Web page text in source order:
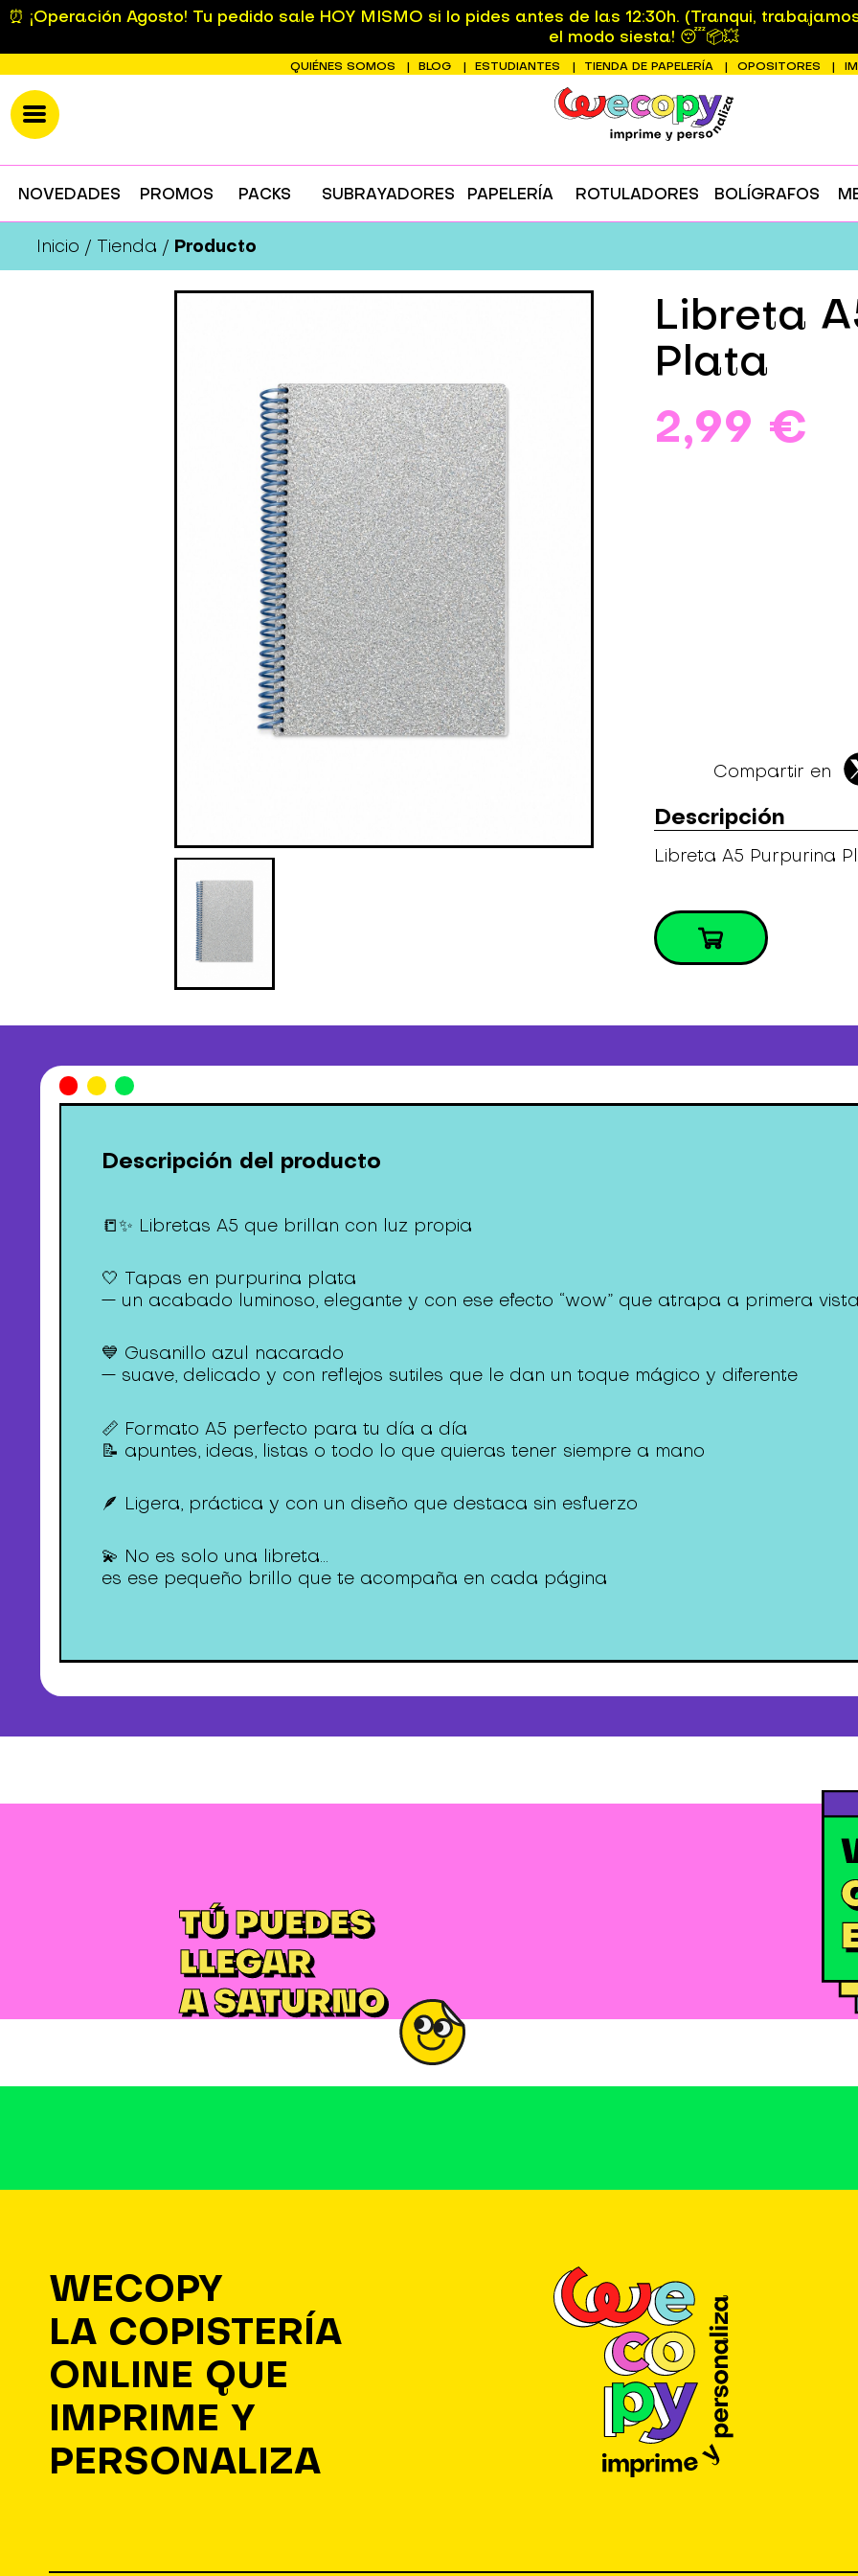
⏰ ¡Operación Agosto! Tu pedido sale HOY MISMO si lo pides antes de las 12:30h. (Tranqui,
el modo siesta! 😴📦💥
QUIÉNES SOMOS BLOG ESTUDIANTES TIENDA DE PAPELERÍA OPOSITORES
NOVEDADES PROMOS PACKS SUBRAYADORES PAPELERÍA ROTULADORES BOLÍGRAFOS
Inicio Tienda Producto
Libreta
Plata
2,99 €
Compartir en
Descripción
Libreta A5 Purpurina
Descripción del producto
📒✨ Libretas A5 que brillan con luz propia
🤍 Tapas en purpurina plata
— un acabado luminoso, elegante y con ese efecto “wow” que atrapa a primera
💙 Gusanillo azul nacarado
— suave, delicado y con reflejos sutiles que le dan un toque mágico y diferente
📏 Formato A5 perfecto para tu día a día
📝 apuntes, ideas, listas o todo lo que quieras tener siempre a mano
🪶 Ligera, práctica y con un diseño que destaca sin esfuerzo
💫 No es solo una libreta…
es ese pequeño brillo que te acompaña en cada página
WECOPY
LA COPISTERÍA
ONLINE QUE
IMPRIME Y
PERSONALIZA